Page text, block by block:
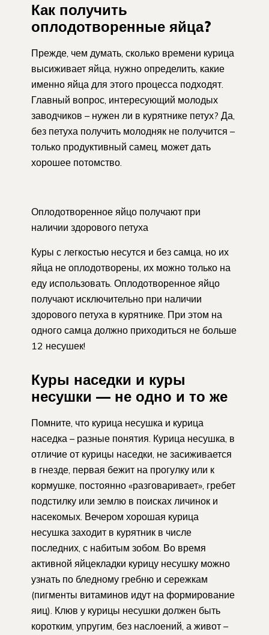
Как получить
оплодотворенные яйца?
Прежде, чем думать, сколько времени курица
высиживает яйца, нужно определить, какие
именно яйца для этого процесса подходят.
Главный вопрос, интересующий молодых
заводчиков – нужен ли в курятнике петух? Да,
без петуха получить молодняк не получится –
только продуктивный самец, может дать
хорошее потомство.
Оплодотворенное яйцо получают при
наличии здорового петуха
Куры с легкостью несутся и без самца, но их
яйца не оплодотворены, их можно только на
еду использовать. Оплодотворенное яйцо
получают исключительно при наличии
здорового петуха в курятнике. При этом на
одного самца должно приходиться не больше
12 несушек!
Куры наседки и куры
несушки — не одно и то же
Помните, что курица несушка и курица
наседка – разные понятия. Курица несушка, в
отличие от курицы наседки, не засиживается
в гнезде, первая бежит на прогулку или к
кормушке, постоянно «разговаривает», гребет
подстилку или землю в поисках личинок и
насекомых. Вечером хорошая курица
несушка заходит в курятник в числе
последних, с набитым зобом. Во время
активной яйцекладки курицу несушку можно
узнать по бледному гребню и сережкам
(пигменты витаминов идут на формирование
яиц). Клюв у курицы несушки должен быть
коротким, упругим, без наслоений, а живот –